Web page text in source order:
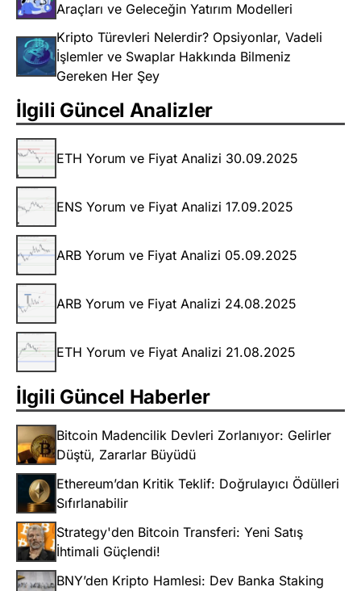
Araçları ve Geleceğin Yatırım Modelleri
Kripto Türevleri Nelerdir? Opsiyonlar, Vadeli
İşlemler ve Swaplar Hakkında Bilmeniz
Gereken Her Şey
İlgili Güncel Analizler
ETH Yorum ve Fiyat Analizi 30.09.2025
ENS Yorum ve Fiyat Analizi 17.09.2025
ARB Yorum ve Fiyat Analizi 05.09.2025
ARB Yorum ve Fiyat Analizi 24.08.2025
ETH Yorum ve Fiyat Analizi 21.08.2025
İlgili Güncel Haberler
Bitcoin Madencilik Devleri Zorlanıyor: Gelirler
Düştü, Zararlar Büyüdü
Ethereum’dan Kritik Teklif: Doğrulayıcı Ödülleri
Sıfırlanabilir
Strategy'den Bitcoin Transferi: Yeni Satış
İhtimali Güçlendi!
BNY’den Kripto Hamlesi: Dev Banka Staking